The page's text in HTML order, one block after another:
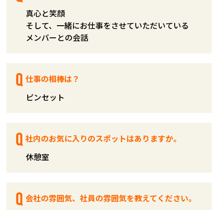
真心と笑顔
そして、一緒にお仕事をさせていただいている
メンバーとの会話
仕事の相棒は？
ピンセット
社内のお気に入りのスポットはありますか。
休憩室
会社の雰囲気、社員の雰囲気を教えてください。